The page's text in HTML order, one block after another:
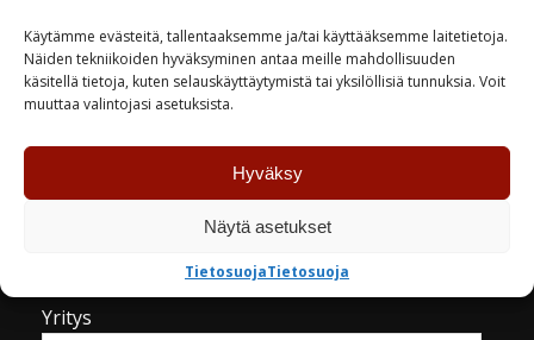
Käytämme evästeitä, tallentaaksemme ja/tai käyttääksemme laitetietoja.
Näiden tekniikoiden hyväksyminen antaa meille mahdollisuuden
käsitellä tietoja, kuten selauskäyttäytymistä tai yksilöllisiä tunnuksia. Voit
muuttaa valintojasi asetuksista.
Hyväksy
Näytä asetukset
TietosuojaTietosuoja
Kysy tuotteesta / ota yhteyttä
Yritys